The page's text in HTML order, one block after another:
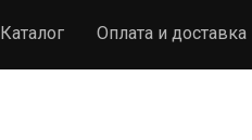
Каталог Оплата и доставка